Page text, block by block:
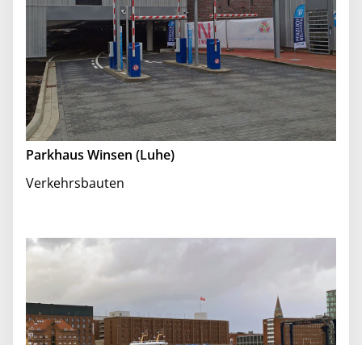
Parkhaus Winsen (Luhe)
Verkehrsbauten